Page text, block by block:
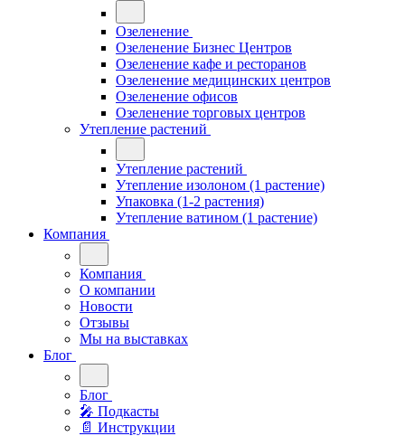
Озеленение
Озеленение Бизнес Центров
Озеленение кафе и ресторанов
Озеленение медицинских центров
Озеленение офисов
Озеленение торговых центров
Утепление растений
Утепление растений
Утепление изолоном (1 растение)
Упаковка (1-2 растения)
Утепление ватином (1 растение)
Компания
Компания
О компании
Новости
Отзывы
Мы на выставках
Блог
Блог
🎤︎︎ Подкасты
📄 Инструкции